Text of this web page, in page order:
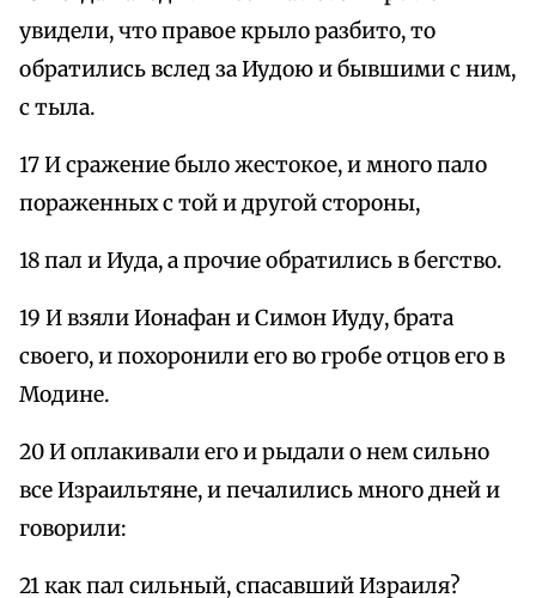
увидели, что правое крыло разбито, то
обратились вслед за Иудою и бывшими с ним,
с тыла.
17 И сражение было жестокое, и много пало
пораженных с той и другой стороны,
18 пал и Иуда, а прочие обратились в бегство.
19 И взяли Ионафан и Симон Иуду, брата
своего, и похоронили его во гробе отцов его в
Модине.
20 И оплакивали его и рыдали о нем сильно
все Израильтяне, и печалились много дней и
говорили:
21 как пал сильный, спасавший Израиля?